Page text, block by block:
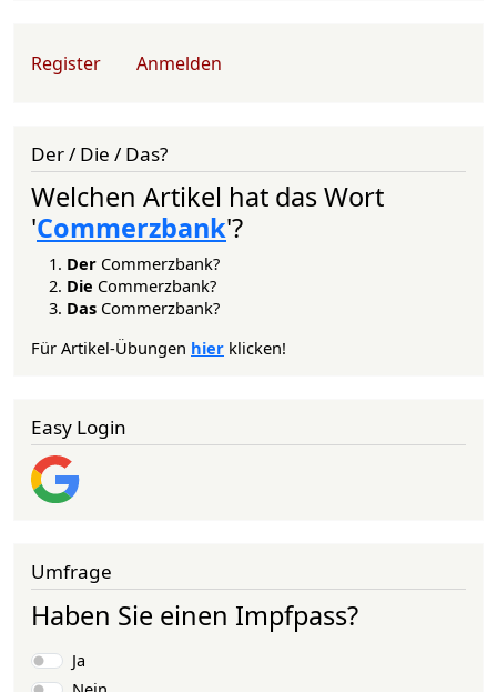
Register Anmelden
Der / Die / Das?
Welchen Artikel hat das Wort
'Commerzbank'?
Der Commerzbank?
Die Commerzbank?
Das Commerzbank?
Für Artikel-Übungen hier klicken!
Easy Login
Umfrage
Haben Sie einen Impfpass?
Auswahlmöglichkeiten
Ja